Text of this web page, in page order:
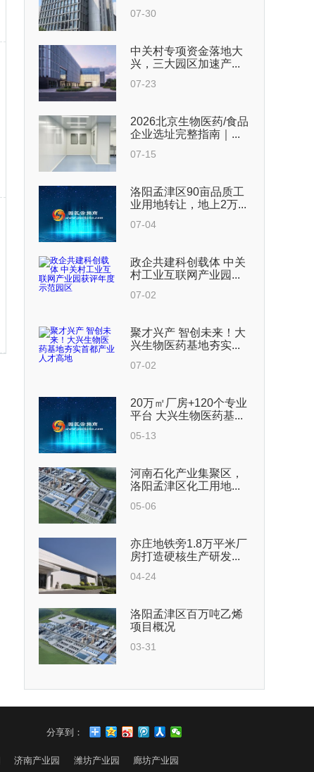
07-30
中关村专项资金落地大
兴，三大园区加速产...
07-23
2026北京生物医药/食品
企业选址完整指南｜...
07-15
洛阳孟津区90亩品质工
业用地转让，地上2万...
07-04
政企共建科创载体 中关
村工业互联网产业园...
07-02
聚才兴产 智创未来！大
兴生物医药基地夯实...
07-02
20万㎡厂房+120个专业
平台 大兴生物医药基...
05-13
河南石化产业集聚区，
洛阳孟津区化工用地...
05-06
亦庄地铁旁1.8万平米厂
房打造硬核生产研发...
04-24
洛阳孟津区百万吨乙烯
项目概况
03-31
分享到：
济南产业园 潍坊产业园 廊坊产业园